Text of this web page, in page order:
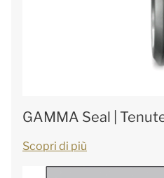
GAMMA Seal |
Scopri di più